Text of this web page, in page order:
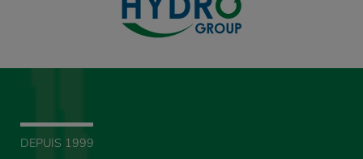
DEPUIS 1999